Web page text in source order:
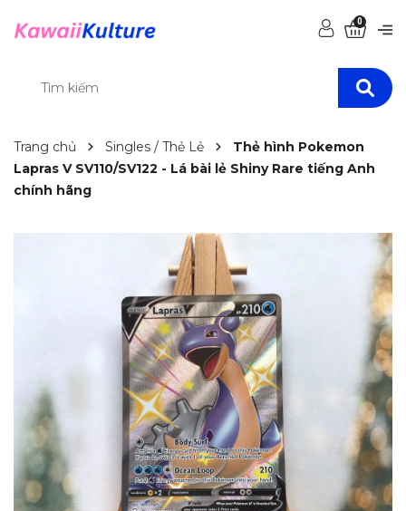
0
Trang chủ Singles / Thẻ Lẻ
Thẻ hình Pokemon
Lapras V SV110/SV122 - Lá bài lẻ Shiny Rare tiếng Anh
chính hãng